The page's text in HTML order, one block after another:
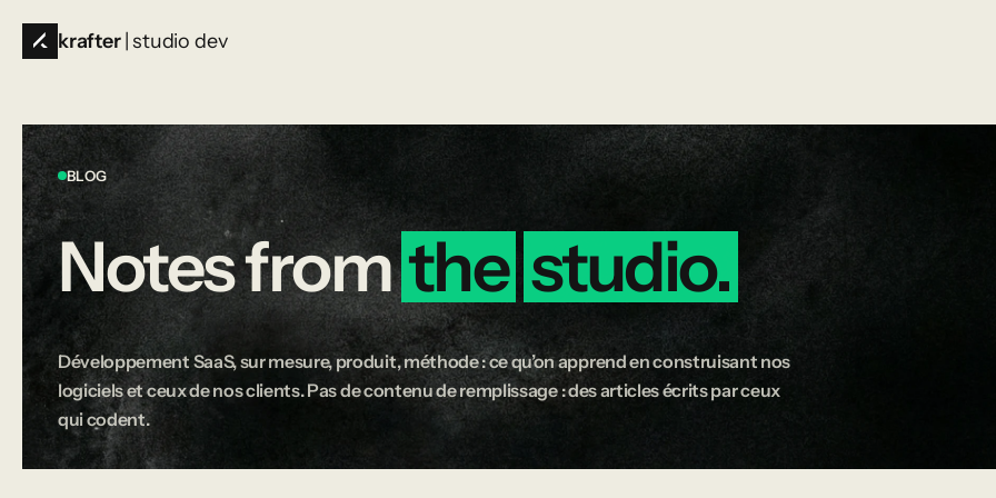
krafter | studio dev
BLOG
Notesfrom the studio.
Développement SaaS, sur mesure, produit, méthode : ce qu’on apprend en construisant nos
logiciels et ceux de nos clients. Pas de contenu de remplissage : des articles écrits par ceux
qui codent.